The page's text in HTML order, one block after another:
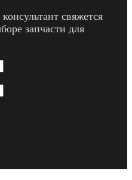
свяжется
запчасти для